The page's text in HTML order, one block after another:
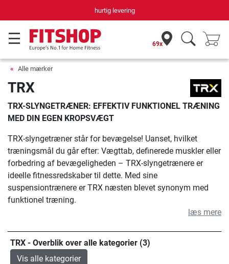
hurtig levering
69x
Alle mærker
TRX
TRX-SLYNGETRÆNER: EFFEKTIV FUNKTIONEL TRÆNING
MED DIN EGEN KROPSVÆGT
TRX-slyngetræner står for bevægelse! Uanset, hvilket
træningsmål du går efter: Vægttab, definerede muskler eller
forbedring af bevægeligheden – TRX-slyngetrænere er
ideelle fitnessredskaber til dette. Med sine
suspensiontrænere er TRX næsten blevet synonym med
funktionel træning.
læs mere
TRX - Overblik over alle kategorier (3)
Vis alle kategorier